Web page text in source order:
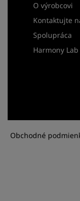
O výrobcovi
Kontaktujte
Spolupráca
Harmony Lab
Obchodné